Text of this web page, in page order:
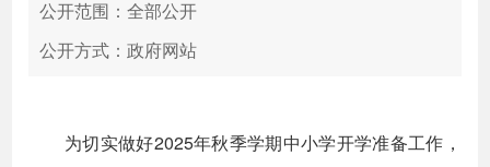
公开范围：全部公开
公开方式：政府网站
为切实做好2025年秋季学期中小学开学准备工作，